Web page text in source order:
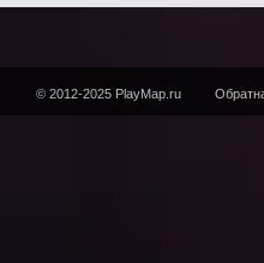
© 2012-2025 PlayMap.ru